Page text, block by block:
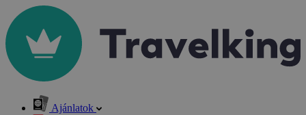
Ajánlatok